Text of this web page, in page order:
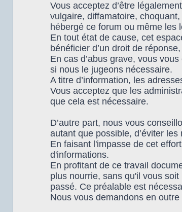
Vous acceptez d’être
vulgaire, diffamatoire,
hébergé ce forum ou même les
En tout état de cause, cet
bénéficier d’un droit de
En cas d’abus grave, vous
si nous le jugeons nécessaire.
A titre d’information, les
Vous acceptez que les
que cela est nécessaire.
D’autre part, nous vous
autant que possible, d’éviter
En faisant l'impasse de cet
d'informations.
En profitant de ce travail
plus nourrie, sans qu'il vous
passé. Ce préalable est
Nous vous demandons en